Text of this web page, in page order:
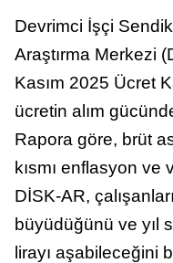
Devrimci İşçi
Araştırma Merkezi
Kasım 2025 Ücret
ücretin alım
Rapora göre, brüt
kısmı enflasyon
DİSK-AR,
büyüdüğünü ve yıl
lirayı aşabileceğini